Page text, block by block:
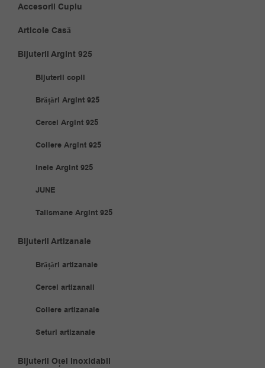
Accesorii Cuplu
Articole Casă
Bijuterii Argint 925
Bijuterii copii
Brățări Argint 925
Cercei Argint 925
Coliere Argint 925
Inele Argint 925
JUNE
Talismane Argint 925
Bijuterii Artizanale
Brățări artizanale
Cercei artizanali
Coliere artizanale
Seturi artizanale
Bijuterii Oțel Inoxidabil